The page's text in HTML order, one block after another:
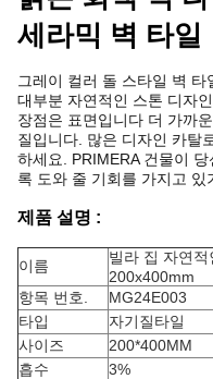
세라믹 벽 타일
그레이 컬러 돌 스타일 벽
대부분 자연적인 스톤 디자
장점은 표면입니다 더 가까
질입니다. 많은 디자인 카탈
하세요. PRIMERA 건물이
록 도와 줄 기회를 가지고 있
제품 설명 :
이름
빌라 집 자연
200x400mm
항목 번호.
MG24E003
타입
자기질타일
사이즈
200*400MM
흡수
3%